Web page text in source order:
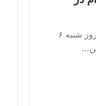
حزب مردم بلوچستان/ روز شنبه ۶